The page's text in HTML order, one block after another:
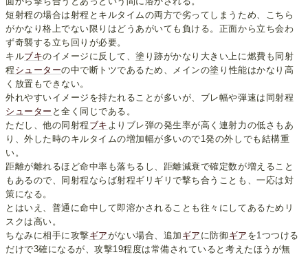
短射程の場合は射程とキルタイムの両方で劣ってしまうため、こちら
がかなり格上でない限りはどうあがいても負ける。正面から立ち会わ
ず奇襲する立ち回りが必要。
キルブキのイメージに反して、塗り跡がかなり大きい上に燃費も同射
程 シューターの中で断トツであるため、メインの塗り性能はかなり高
く放置もできない。
外れやすいイメージを持たれることが多いが、ブレ幅や弾速は同射程
シューター と全く同じである。
ただし、他の同射程 ブキ よりブレ弾の発生率が高く連射力の低さもあ
り、外した時のキルタイムの増加幅が多いので1発の外しでも結構重
い。
距離が離れるほど命中率も落ちるし、距離減衰で確定数が増えること
もあるので、同射程ならば射程ギリギリで撃ち合うことも、一応は対
策になる。
とはいえ、普通に命中して即溶かされることも往々にしてあるためリ
スクは高い。
ちなみに相手に攻撃ギアがない場合、追加 ギア に防御ギア を1つつける
だけで3確になるが、攻撃19程度は常備されていると考えたほうが無